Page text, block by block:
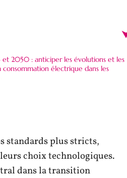
et 2050 : anticiper les évolutions et les
consommation électrique dans les
standards plus stricts,
choix technologiques.
dans la transition